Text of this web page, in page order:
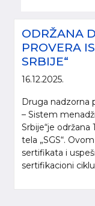
ODRŽANA
PROVERA
SRBIJE“
16.12.2025.
Druga nadzorna
– Sistem
Srbije“je održana
tela „SGS“.
sertifikata i
sertifikacioni